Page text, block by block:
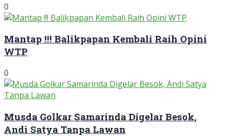
0
Mantap !!! Balikpapan Kembali Raih Opini
WTP
0
Musda Golkar Samarinda Digelar Besok,
Andi Satya Tanpa Lawan